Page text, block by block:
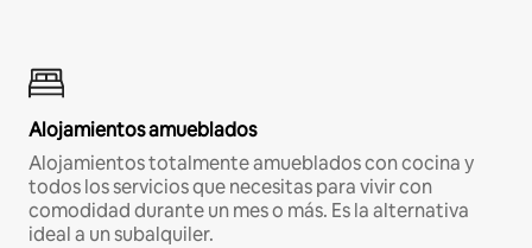
Alojamientos amueblados
Alojamientos totalmente amueblados con cocina y
todos los servicios que necesitas para vivir con
comodidad durante un mes o más. Es la alternativa
ideal a un subalquiler.